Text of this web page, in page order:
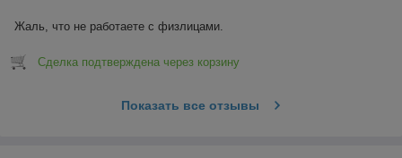
Жаль, что не работаете с физлицами.
Сделка подтверждена через корзину
Показать все отзывы